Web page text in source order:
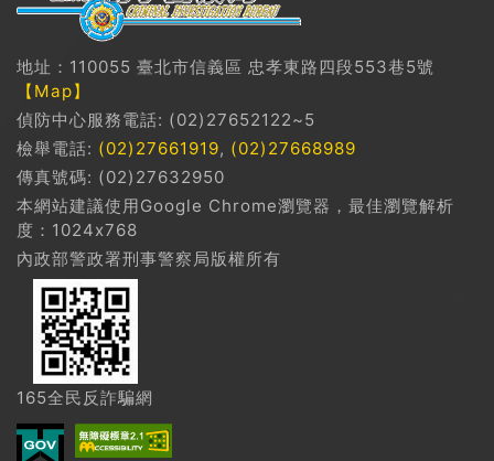
地址：110055 臺北市信義區 忠孝東路四段553巷5號
【Map】
偵防中心服務電話: (02)27652122~5
檢舉電話: (02)27661919, (02)27668989
傳真號碼: (02)27632950
本網站建議使用Google Chrome瀏覽器，最佳瀏覽解析
度：1024x768
內政部警政署刑事警察局版權所有
165全民反詐騙網